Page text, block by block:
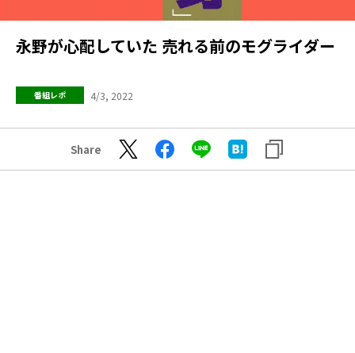
永野が心配していた 売れる前のモグライダー
番組レポ 4/3, 2022
Share